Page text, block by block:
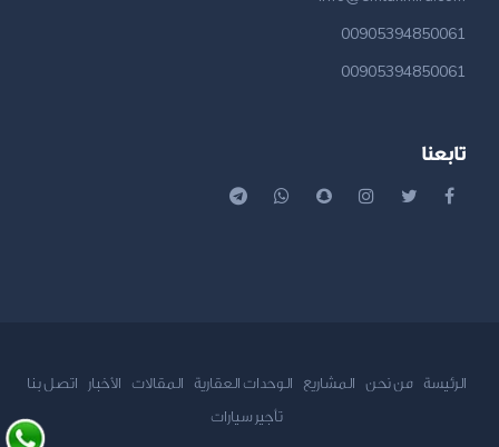
00905394850061
00905394850061
تابعنا
الرئيسة من نحن المشاريع الوحدات العقارية المقالات الأخبار
اتصل بنا
تأجير سيارات